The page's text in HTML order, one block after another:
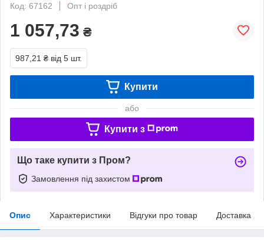
Код: 67162
Опт і роздріб
1 057,73 ₴
987,21 ₴ від 5 шт.
Купити
або
Купити з
Що таке купити з Пром?
Замовлення під захистом
Опис Характеристики Відгуки про товар Доставка